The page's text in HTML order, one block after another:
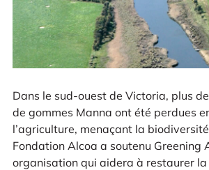
Dans le sud-ouest de Victoria, plus
de gommes Manna ont été perdues
l’agriculture, menaçant la
Fondation Alcoa a soutenu Greening
organisation qui aidera à restaurer